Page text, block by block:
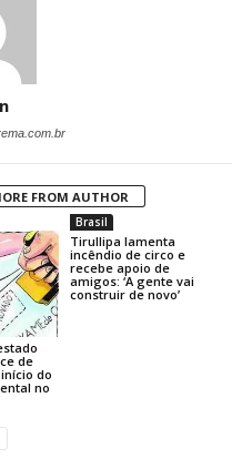
FROM AUTHOR
de
do
no
Brasil
Tirullipa lamenta
incêndio de circo e
recebe apoio de
amigos: ‘A gente vai
construir de novo’